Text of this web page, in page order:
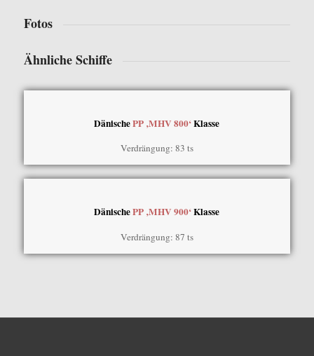
Fotos
Ähnliche Schiffe
DänischePP ‚MHV 800‘Klasse
Verdrängung: 83 ts
DänischePP ‚MHV 900‘Klasse
Verdrängung: 87 ts